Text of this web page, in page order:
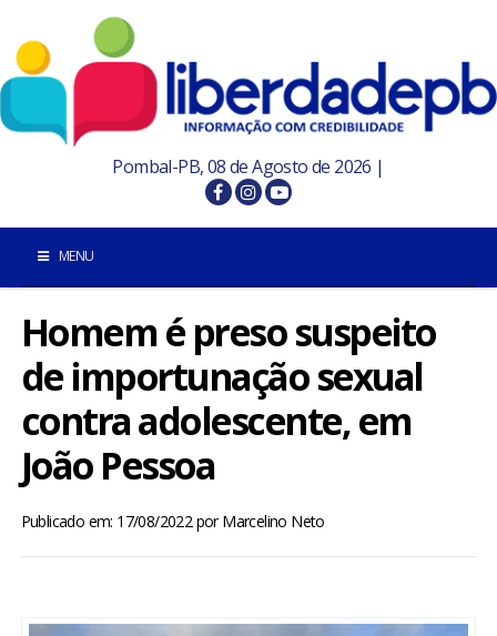
Pombal-PB, 08 de Agosto de 2026 |
MENU
INÍCIO
POMBAL E REGIÃO
Homem é preso suspeito
de importunação sexual
contra adolescente, em
João Pessoa
Publicado em: 17/08/2022porMarcelino Neto